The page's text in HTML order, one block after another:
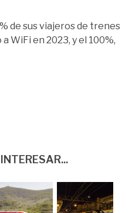
de sus viajeros de trenes
WiFi en 2023, y el 100%,